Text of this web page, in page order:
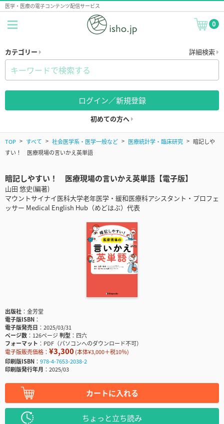
医学・医療の電子コンテンツ配信サービス
0
カテゴリー 詳細検索
ログイン／新規登録
初めての方へ
TOP すべて 社会医学系・医学一般など 医療統計学・臨床研究
暗記しや
すい！ 医療現場の言いかえ英単語
暗記しやすい！ 医療現場の言いかえ英単語【電子版】
山田 悠史(編著)
マウントサイナイ医科大学老年医学・緩和医療科アシスタント・プロフェ
ッサー Medical English Hub（めどはぶ）代表
出版社
金芳堂
電子版ISBN
電子版発売日
2025/03/31
ページ数
126ページ判型
四六
フォーマット
PDF（パソコンへのダウンロード不可）
電子版販売価格： ¥3,300(本体¥3,000＋税10％)
印刷版ISBN
978-4-7653-2038-2
印刷版発行年月
2025/03
カートに入れる
ちょっと立ち読み